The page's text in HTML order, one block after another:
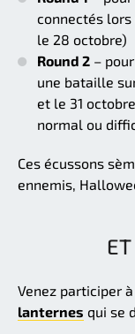
connectés lors
le 28 octobre)
Round 2 –
une bataille
et le 31
normal ou
Ces écussons
ennemis,
Venez participer
lanternes qui se